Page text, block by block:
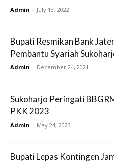
Admin - July 13, 2022
Bupati Resmikan Bank
Pembantu Syariah
Admin - December 24, 2021
Sukoharjo Peringati
PKK 2023
Admin - May 24, 2023
Bupati Lepas Kontingen